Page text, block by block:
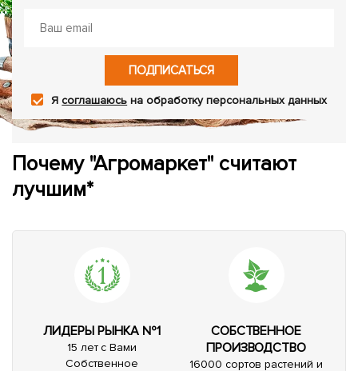
ПОДПИСАТЬСЯ
Ясоглашаюсь на обработку персональных данных
Почему "Агромаркет" считают
лучшим*
ЛИДЕРЫ РЫНКА №1
15 лет с Вами
Собственное
СОБСТВЕННОЕ
ПРОИЗВОДСТВО
16000 сортов растений и